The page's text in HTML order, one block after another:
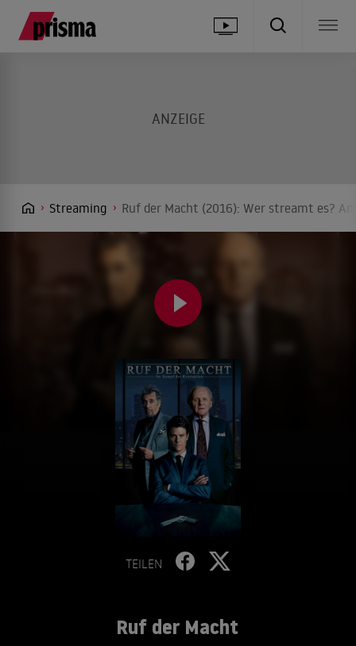
Streaming Ruf der Macht (2016): Wer streamt es?
TEILEN
Ruf der Macht